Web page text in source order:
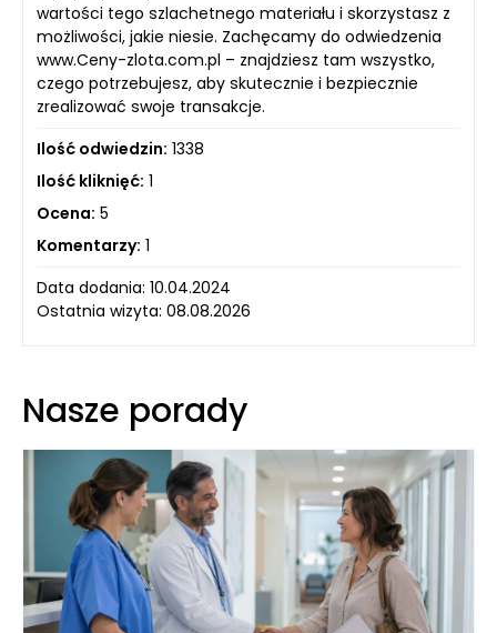
wartości tego szlachetnego materiału i skorzystasz z
możliwości, jakie niesie. Zachęcamy do odwiedzenia
www.Ceny-zlota.com.pl – znajdziesz tam wszystko,
czego potrzebujesz, aby skutecznie i bezpiecznie
zrealizować swoje transakcje.
Ilość odwiedzin: 1338
Ilość kliknięć: 1
Ocena: 5
Komentarzy: 1
Data dodania: 10.04.2024
Ostatnia wizyta: 08.08.2026
Nasze porady